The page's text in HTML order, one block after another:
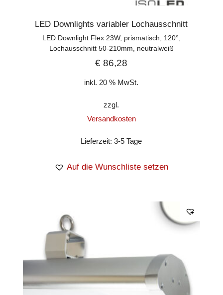
LED Downlights variabler Lochausschnitt
LED Downlight Flex 23W, prismatisch, 120°,
Lochausschnitt 50-210mm, neutralweiß
€ 86,28
inkl. 20 % MwSt.
zzgl.
Versandkosten
Lieferzeit:3-5 Tage
Auf die Wunschliste setzen